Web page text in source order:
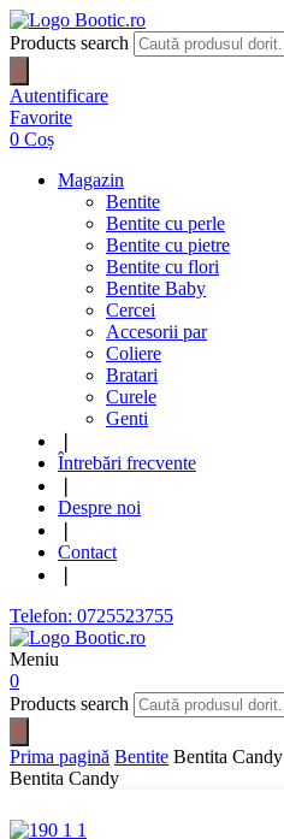
Products search
Autentificare
Favorite
0 Coș
Magazin
Bentite
Bentite cu perle
Bentite cu pietre
Bentite cu flori
Bentite Baby
Cercei
Accesorii par
Coliere
Bratari
Curele
Genti
Întrebări frecvente
Despre noi
Contact
Telefon: 0725523755
Meniu
0
Products search
Prima pagină Bentite Bentita Candy
Bentita Candy